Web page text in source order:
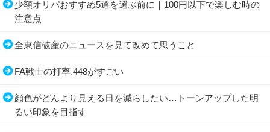
少額オリパおすすめ5選を選ぶ前に｜100円以下で楽しむ時の
注意点
全東信破産のニュースを見て改めて思うこと
FA戦士の打率.448がすごい
顔色がどんより見える日を減らしたい…トーンアップした明
るい印象を目指す